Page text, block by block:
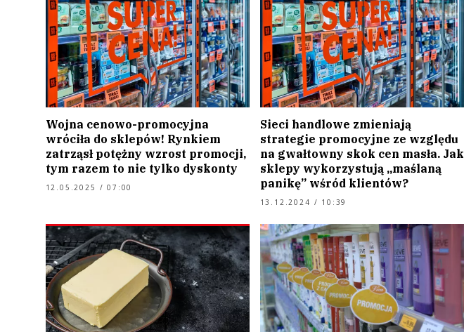
Wojna cenowo-promocyjna
wróciła do sklepów! Rynkiem
zatrząsł potężny wzrost promocji,
tym razem to nie tylko dyskonty
12.05.2025 / 07:00
Sieci handlowe zmieniają
strategie promocyjne ze względu
na gwałtowny skok cen masła. Jak
sklepy wykorzystują „maślaną
panikę” wśród klientów?
13.12.2024 / 10:39